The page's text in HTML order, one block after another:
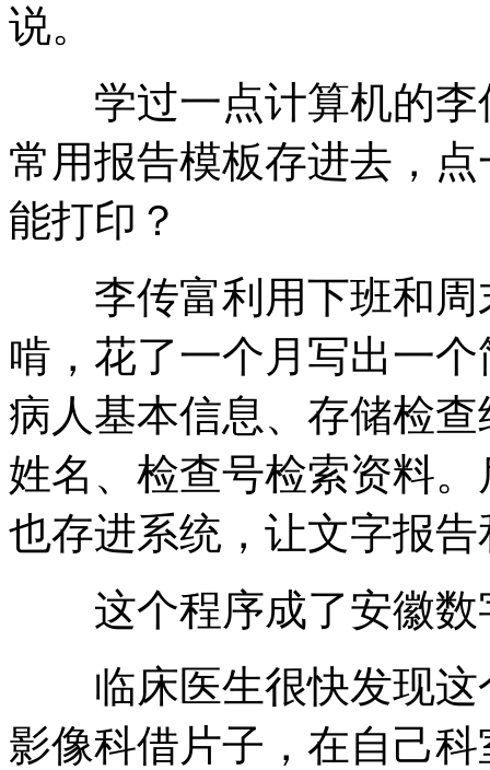
说。
学过一点计算机的李
常用报告模板存进去，
能打印？
李传富利用下班和周
啃，花了一个月写出一
病人基本信息、存储检
姓名、检查号检索资料
也存进系统，让文字报
这个程序成了安徽数
临床医生很快发现这
影像科借片子，在自己